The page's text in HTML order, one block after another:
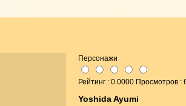
Персонажи
Рейтинг : 0.0000 Просмотров :
Yoshida Ayumi